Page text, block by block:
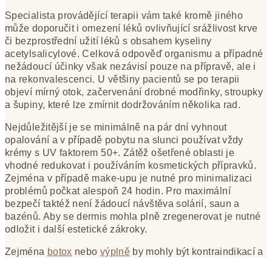
Specialista provádějící terapii vám také kromě jiného
může doporučit i omezení léků ovlivňující srážlivost krve
či bezprostřední užití léků s obsahem kyseliny
acetylsalicylové. Celková odpověď organismu a případné
nežádoucí účinky však nezávisí pouze na přípravě, ale i
na rekonvalescenci. U většiny pacientů se po terapii
objeví mírný otok, začervenání drobné modřinky, stroupky
a šupiny, které lze zmírnit dodržováním několika rad.
Nejdůležitější je se minimálně na pár dní vyhnout
opalování a v případě pobytu na slunci používat vždy
krémy s UV faktorem 50+. Zátěž ošetřené oblasti je
vhodné redukovat i používáním kosmetických přípravků.
Zejména v případě make-upu je nutné pro minimalizaci
problémů počkat alespoň 24 hodin. Pro maximální
bezpečí taktéž není žádoucí návštěva solárií, saun a
bazénů. Aby se dermis mohla plně zregenerovat je nutné
odložit i další estetické zákroky.
Zejména botox nebo výplně by mohly být kontraindikací a